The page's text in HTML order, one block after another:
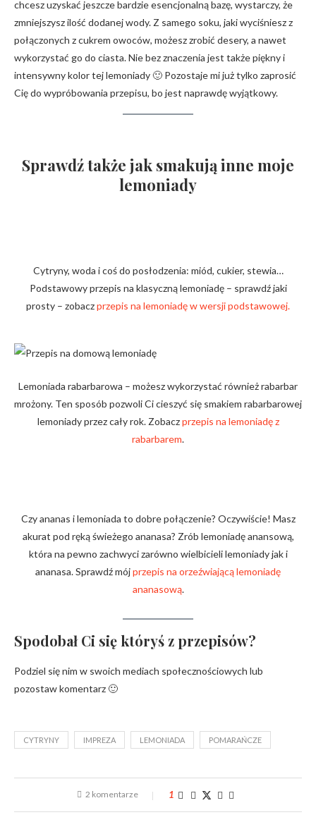
chcesz uzyskać jeszcze bardzie esencjonalną bazę, wystarczy, że
zmniejszysz ilość dodanej wody. Z samego soku, jaki wyciśniesz z
połączonych z cukrem owoców, możesz zrobić desery, a nawet
wykorzystać go do ciasta. Nie bez znaczenia jest także piękny i
intensywny kolor tej lemoniady 🙂 Pozostaje mi już tylko zaprosić
Cię do wypróbowania przepisu, bo jest naprawdę wyjątkowy.
Sprawdź także jak smakują inne moje
lemoniady
Cytryny, woda i coś do posłodzenia: miód, cukier, stewia…
Podstawowy przepis na klasyczną lemoniadę – sprawdź jaki
prosty – zobaczprzepis na lemoniadę w wersji podstawowej.
Lemoniada rabarbarowa – możesz wykorzystać również rabarbar
mrożony. Ten sposób pozwoli Ci cieszyć się smakiem rabarbarowej
lemoniady przez cały rok. Zobaczprzepis na lemoniadę z
rabarbarem.
Czy ananas i lemoniada to dobre połączenie? Oczywiście! Masz
akurat pod ręką świeżego ananasa? Zrób lemoniadę anansową,
która na pewno zachwyci zarówno wielbicieli lemoniady jak i
ananasa. Sprawdź mójprzepis na orzeźwiającą lemoniadę
ananasową.
Spodobał Ci się któryś z przepisów?
Podziel się nim w swoich mediach społecznościowych lub
pozostaw komentarz 🙂
CYTRYNY IMPREZA LEMONIADA POMARAŃCZE
2 komentarze 1